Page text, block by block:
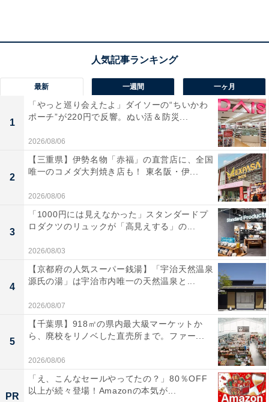
「剣山木綿麻温泉」の口コミは？
「剣山木綿麻温泉」には以下のような口コミが寄せられ
ています。
泉質が非常に良く、肌がしっとりツルツルになる
「美人の湯」としての効果を実感できる。ぬめりの
薬湯（季節のハーブ風呂）の香りが良く、剣山系の
山々を望む露天風呂のロケーションと相まって、心
身ともにリラックスできる環境が整っている。
最新 一週間 一ヶ月
1
「やっと巡り会えたよ」ダイソーの“ちいかわ
ポーチ”が220円で反響。ぬい活＆防災...
2026/08/06
2
【三重県】伊勢名物「赤福」の直営店に、全国
唯一のコメダ大判焼き店も！ 東名阪・伊...
2026/08/06
3
「1000円には見えなかった」スタンダードプ
ロダクツのリュックが「高見えする」の...
2026/08/03
4
【京都府の人気スーパー銭湯】「宇治天然温泉
源氏の湯」は宇治市内唯一の天然温泉と...
2026/08/07
5
【千葉県】918㎡の県内最大級マーケットか
ら、廃校をリノベした直売所まで。ファー...
2026/08/06
PR
「え、こんなセールやってたの？」80％OFF
以上が続々登場！Amazonの本気が...